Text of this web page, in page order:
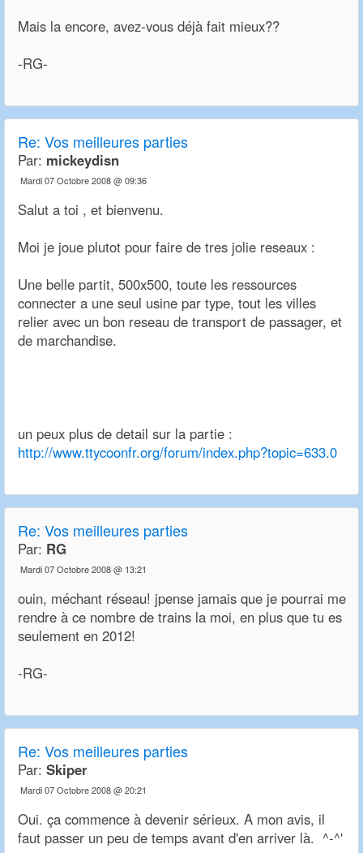
Mais la encore, avez-vous déjà fait mieux??
-RG-
Re: Vos meilleures parties
Par: mickeydisn
Mardi 07 Octobre 2008 @ 09:36
Salut a toi , et bienvenu.
Moi je joue plutot pour faire de tres jolie reseaux :
Une belle partit, 500x500, toute les ressources
connecter a une seul usine par type, tout les villes
relier avec un bon reseau de transport de passager, et
de marchandise.
un peux plus de detail sur la partie :
http://www.ttycoonfr.org/forum/index.php?topic=633.0
Re: Vos meilleures parties
Par: RG
Mardi 07 Octobre 2008 @ 13:21
ouin, méchant réseau! jpense jamais que je pourrai me
rendre à ce nombre de trains la moi, en plus que tu es
seulement en 2012!
-RG-
Re: Vos meilleures parties
Par: Skiper
Mardi 07 Octobre 2008 @ 20:21
Oui. ça commence à devenir sérieux. A mon avis, il
faut passer un peu de temps avant d'en arriver là. ^-^'